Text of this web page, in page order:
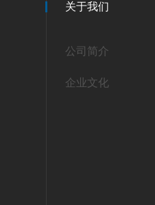
关于我们
公司简介
企业文化